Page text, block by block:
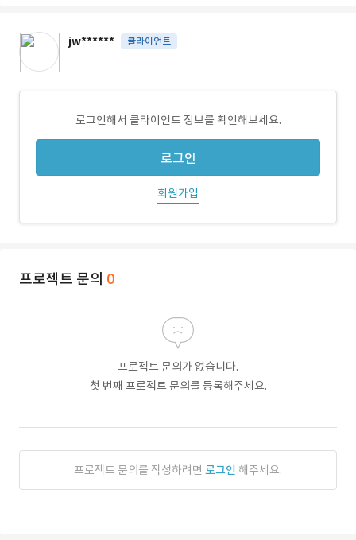
jw****** 클라이언트
로그인해서 클라이언트 정보를 확인해보세요.
로그인
회원가입
프로젝트 문의 0
프로젝트 문의가 없습니다.
첫 번째 프로젝트 문의를 등록해주세요.
프로젝트 문의를 작성하려면 로그인 해주세요.